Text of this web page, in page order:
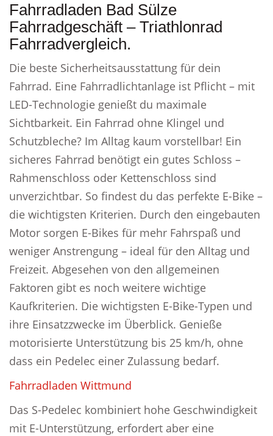
Fahrradladen Bad Sülze
Fahrradgeschäft – Triathlonrad
Fahrradvergleich.
Die beste Sicherheitsausstattung für dein
Fahrrad. Eine Fahrradlichtanlage ist Pflicht – mit
LED-Technologie genießt du maximale
Sichtbarkeit. Ein Fahrrad ohne Klingel und
Schutzbleche? Im Alltag kaum vorstellbar! Ein
sicheres Fahrrad benötigt ein gutes Schloss –
Rahmenschloss oder Kettenschloss sind
unverzichtbar. So findest du das perfekte E-Bike –
die wichtigsten Kriterien. Durch den eingebauten
Motor sorgen E-Bikes für mehr Fahrspaß und
weniger Anstrengung – ideal für den Alltag und
Freizeit. Abgesehen von den allgemeinen
Faktoren gibt es noch weitere wichtige
Kaufkriterien. Die wichtigsten E-Bike-Typen und
ihre Einsatzzwecke im Überblick. Genieße
motorisierte Unterstützung bis 25 km/h, ohne
dass ein Pedelec einer Zulassung bedarf.
Fahrradladen Wittmund
Das S-Pedelec kombiniert hohe Geschwindigkeit
mit E-Unterstützung, erfordert aber eine